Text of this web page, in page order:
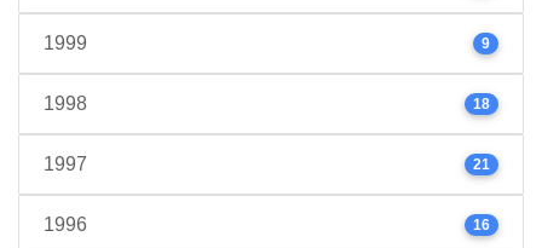
1999 9
1998 18
1997 21
1996 16